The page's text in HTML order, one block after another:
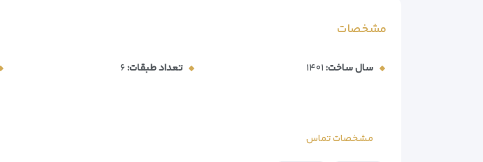
مشخصات
سال ساخت:۱۴۰۱ تعداد طبقات:۶
مشخصات تماس